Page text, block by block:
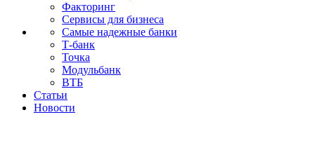
Факторинг
Сервисы для бизнеса
Самые надежные банки
Т-банк
Точка
Модульбанк
ВТБ
Статьи
Новости